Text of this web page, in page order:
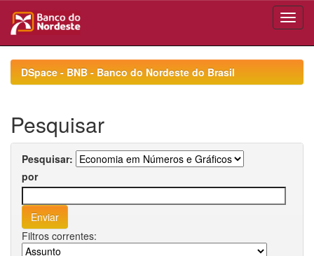
navigationDSpace - BNB - Banco do Nordeste do Brasil
Pesquisar
Pesquisar:
por
Filtros correntes: